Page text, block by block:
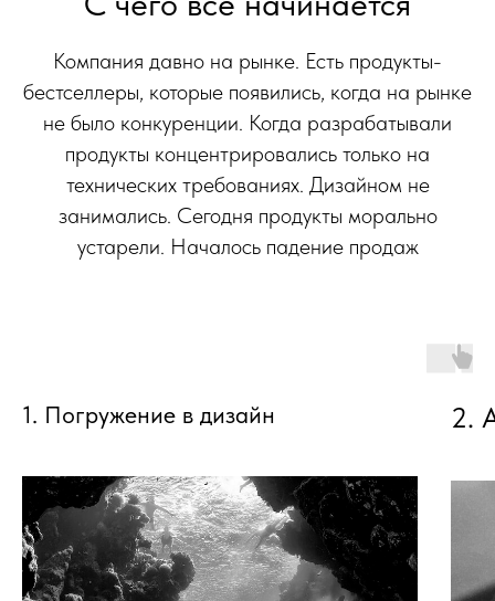
Компания давно на рынке. Есть продукты-
бестселлеры, которые появились, когда на рынке
не было конкуренции. Когда разрабатывали
продукты концентрировались только на
технических требованиях. Дизайном не
занимались. Сегодня продукты морально
устарели. Началось падение продаж
1. Погружение в дизайн 2.